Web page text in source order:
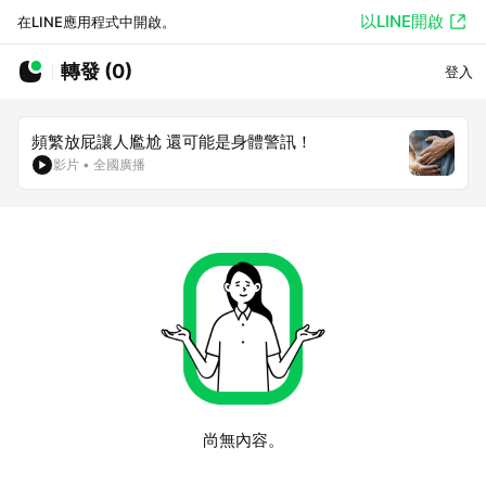
在LINE應用程式中開啟。 以LINE開啟
轉發 (0) 登入
頻繁放屁讓人尷尬 還可能是身體警訊！
影片 • 全國廣播
尚無內容。